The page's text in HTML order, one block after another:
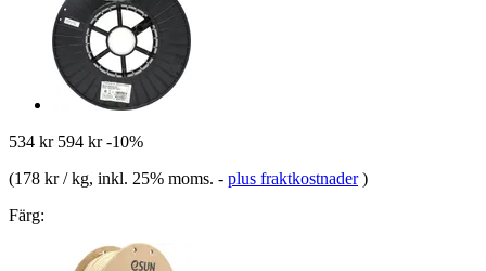
534 kr 594 kr -10%
(178 kr / kg, inkl. 25% moms. - plus fraktkostnader )
Färg: